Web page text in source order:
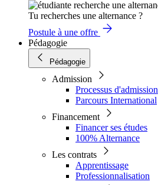
Tu recherches une alternance ?
Postule à une offre
Pédagogie
Pédagogie
Admission
Processus d'admission
Parcours International
Financement
Financer ses études
100% Alternance
Les contrats
Apprentissage
Professionnalisation